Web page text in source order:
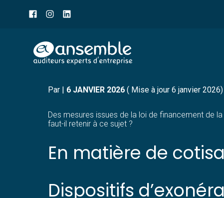
header
Aller
au
LES PRINCIPALES
Par | 6 JANVIER 2026( Mise à jour 6 janvier 2026)
Des mesures issues de la loi de financement de
faut-il retenir à ce sujet ?
En matière de
Dispositifs